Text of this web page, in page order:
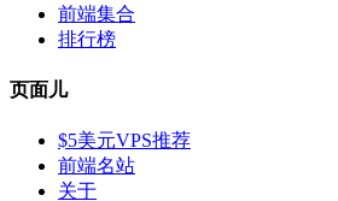
前端集合
排行榜
页面儿
$5美元VPS推荐
前端名站
关于